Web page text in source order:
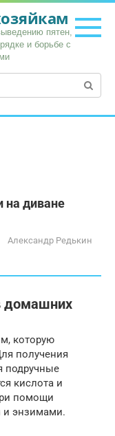
пятен,
и борьбе с
на диване
Александр Редькин
домашних
которую
получения
подручные
кислота и
помощи
и энзимами.